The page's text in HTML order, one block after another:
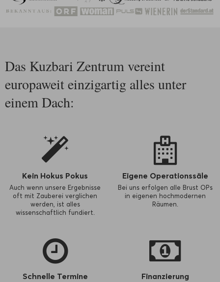
Das Kuzbari Zentrum vereint
europaweit einzigartig alles unter
einem Dach:
Kein Hokus Pokus
Auch wenn unsere Ergebnisse
oft mit Zauberei verglichen
werden, ist alles
wissenschaftlich fundiert.
Eigene Operationssäle
Bei uns erfolgen alle Brust OPs
in eigenen hochmodernen
Räumen.
Schnelle Termine Finanzierung